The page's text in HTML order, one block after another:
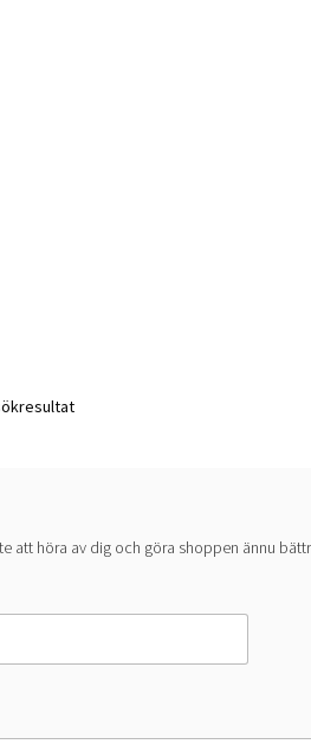
att höra av dig och göra shoppen ännu